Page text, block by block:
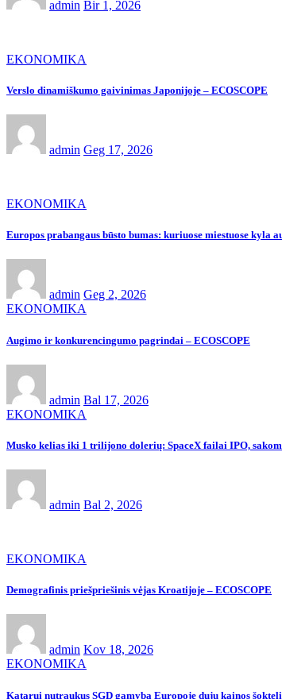
admin Bir 1, 2026
EKONOMIKA
Verslo dinamiškumo gaivinimas Japonijoje – ECOSCOPE
admin Geg 17, 2026
EKONOMIKA
Europos prabangaus būsto bumas: kuriuose miestuose kyla
admin Geg 2, 2026
EKONOMIKA
Augimo ir konkurencingumo pagrindai – ECOSCOPE
admin Bal 17, 2026
EKONOMIKA
Musko kelias iki 1 trilijono dolerių: SpaceX failai IPO,
admin Bal 2, 2026
EKONOMIKA
Demografinis priešpriešinis vėjas Kroatijoje – ECOSCOPE
admin Kov 18, 2026
EKONOMIKA
Katarui nutraukus SGD gamybą Europoje dujų kainos